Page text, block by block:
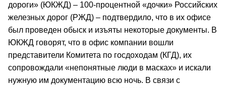
дороги» (ЮКЖД) – 100-процентной «дочки» Российских
железных дорог (РЖД) – подтвердило, что в их офисе
был проведен обыск и изъяты некоторые документы. В
ЮКЖД говорят, что в офис компании вошли
представители Комитета по госдоходам (КГД), их
сопровождали «непонятные люди в масках» и искали
нужную им документацию всю ночь. В связи с